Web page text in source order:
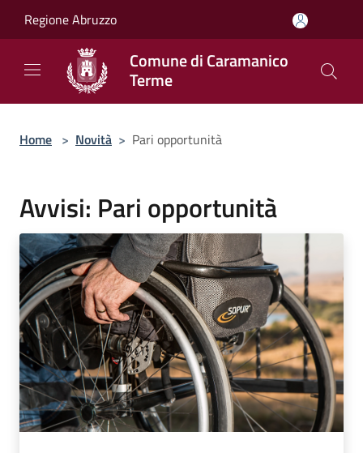
Regione Abruzzo
Comune di Caramanico
Terme
Home > Novità > Pari opportunità
Avvisi: Pari opportunità